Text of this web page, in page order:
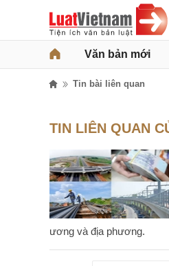
Văn bản mới
Tin bài liên quan
TIN LIÊN QUAN
ương và địa phương.